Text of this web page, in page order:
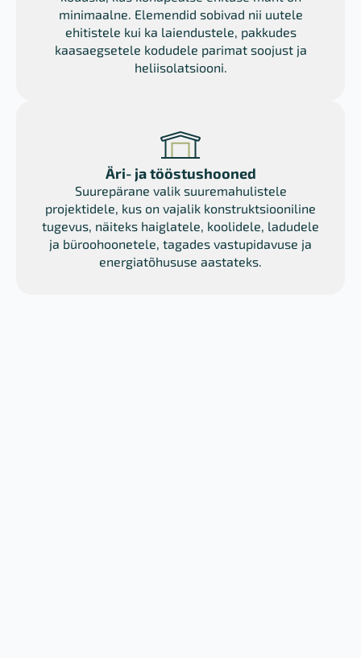
minimaalne. Elemendid sobivad nii uutele
ehitistele kui ka laiendustele, pakkudes
kaasaegsetele kodudele parimat soojust ja
heliisolatsiooni.
Äri- ja tööstushooned
Suurepärane valik suuremahulistele
projektidele, kus on vajalik konstruktsiooniline
tugevus, näiteks haiglatele, koolidele, ladudele
ja büroohoonetele, tagades vastupidavuse ja
energiatõhususe aastateks.